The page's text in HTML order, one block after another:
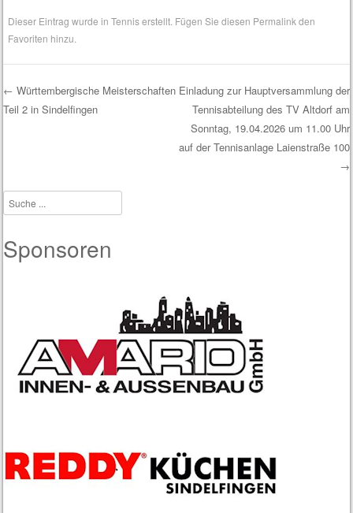
Dieser Eintrag wurde inTenniserstellt. Fügen Sie diesen Permalink den
Favoriten hinzu.
Post navigation
← Württembergische Meisterschaften
Teil 2 in Sindelfingen
Einladung zur Hauptversammlung der
Tennisabteilung des TV Altdorf am
Sonntag, 19.04.2026 um 11.00 Uhr
auf der Tennisanlage Laienstraße 100
→
Suche
Sponsoren